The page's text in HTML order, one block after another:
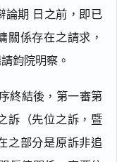
論期 日之前，即已
關係存在之請求，
鈞院明察。
終結後，第一審第
訴（先位之訴，暨
之部分是原訴非追